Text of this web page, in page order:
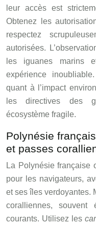
leur accès est
Obtenez les
respectez
autorisées.
les iguanes marins
expérience
quant à l’impact
les directives des
écosystème fragile.
Polynésie
et passes
La Polynésie française
pour les navigateurs,
et ses îles verdoyantes.
coralliennes,
courants. Utilisez les